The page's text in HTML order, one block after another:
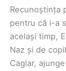
Recunoștința
pentru că i-a
același timp,
Naz și de
Caglar,